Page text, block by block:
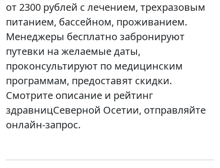
от 2300 рублей с лечением, трехразовым
питанием, бассейном, проживанием.
Менеджеры бесплатно забронируют
путевки на желаемые даты,
проконсультируют по медицинским
программам, предоставят скидки.
Смотрите описание и рейтинг
здравницСеверной Осетии, отправляйте
онлайн-запрос.